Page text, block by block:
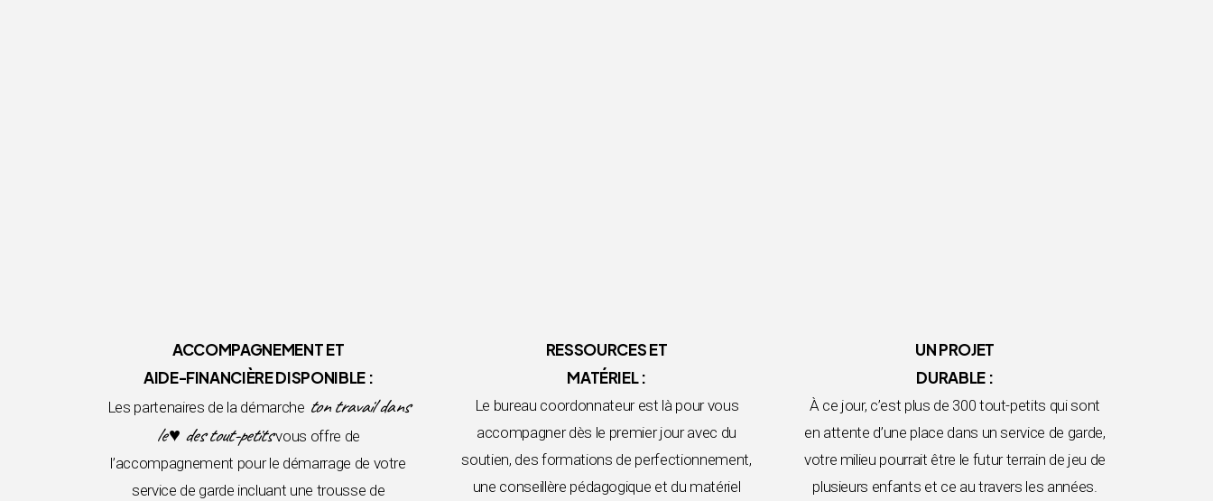
ACCOMPAGNEMENT ET
AIDE-FINANCIÈRE DISPONIBLE :
Les partenaires de la démarche ton travail dans
le ♥ des tout-petitsvous offre de
l’accompagnement pour le démarrage de votre
service de garde incluant une trousse de
RESSOURCES ET
MATÉRIEL :
Le bureau coordonnateur est là pour vous
accompagner dès le premier jour avec du
soutien, des formations de perfectionnement,
une conseillère pédagogique et du matériel
UN PROJET
DURABLE :
À ce jour, c’est plus de 300 tout-petits qui sont
en attente d’une place dans un service de garde,
votre milieu pourrait être le futur terrain de jeu de
plusieurs enfants et ce au travers les années.